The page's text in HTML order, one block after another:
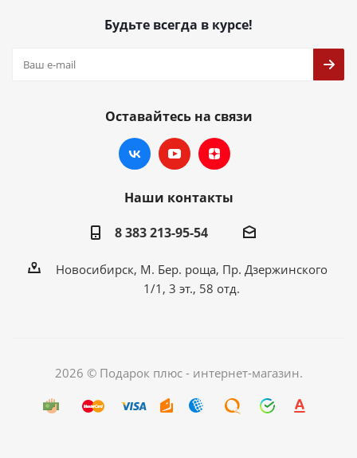
Будьте всегда в курсе!
Оставайтесь на связи
Наши контакты
8 383 213-95-54
Новосибирск, М. Бер. роща, Пр. Дзержинского
1/1, 3 эт., 58 отд.
2026 © Подарок плюс - интернет-магазин.